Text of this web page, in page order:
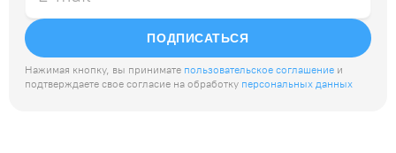
ПОДПИСАТЬСЯ
Нажимая кнопку, вы принимате пользовательское соглашение и
подтверждаете свое согласие на обработку персональных данных